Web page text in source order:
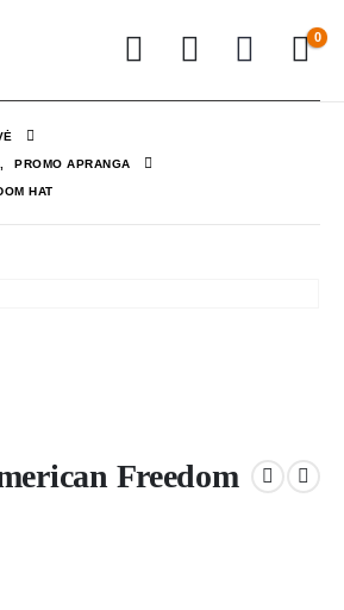
0
PROMO APRANGA
HAT
Freedom